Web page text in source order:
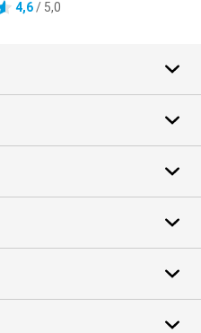
4,6/ 5,0